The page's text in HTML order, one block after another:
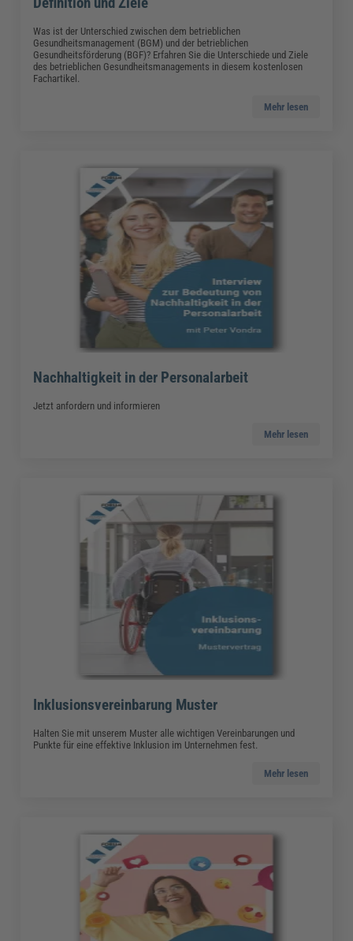
Was ist der Unterschied zwischen dem betrieblichen
Gesundheitsmanagement (BGM) und der betrieblichen
Gesundheitsförderung (BGF)? Erfahren Sie die Unterschiede und Ziele
des betrieblichen Gesundheitsmanagements in diesem kostenlosen
Fachartikel.
Mehr lesen
Nachhaltigkeit in der Personalarbeit
Jetzt anfordern und informieren
Mehr lesen
Inklusionsvereinbarung Muster
Halten Sie mit unserem Muster alle wichtigen Vereinbarungen und
Punkte für eine effektive Inklusion im Unternehmen fest.
Mehr lesen